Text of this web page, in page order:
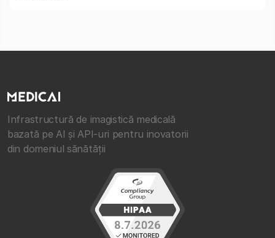
Infrastructură de imagistică medicală
bazată pe AI și API-uri pentru inovatorii
din domeniul sănătății